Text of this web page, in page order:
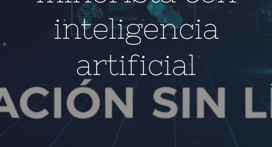
inteligencia
artificial